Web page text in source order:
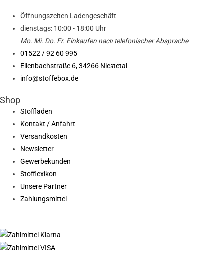
Öffnungszeiten Ladengeschäft
dienstags: 10:00 - 18:00 Uhr
Mo. Mi. Do. Fr. Einkaufen nach telefonischer Absprache
01522 / 92 60 995
Ellenbachstraße 6, 34266 Niestetal
info@stoffebox.de
Shop
Stoffladen
Kontakt / Anfahrt
Versandkosten
Newsletter
Gewerbekunden
Stofflexikon
Unsere Partner
Zahlungsmittel